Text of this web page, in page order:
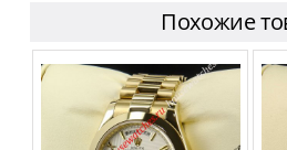
Похожие